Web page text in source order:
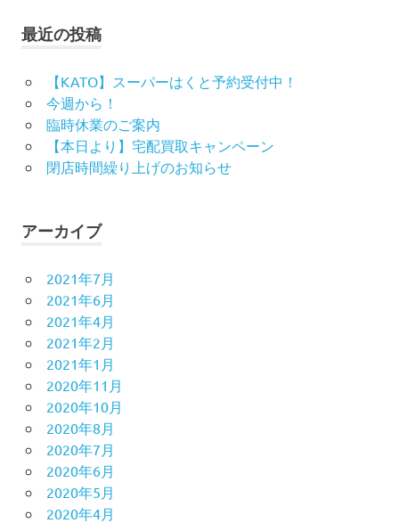
ト
中
買取
シ
ョ
ン
最近の投稿
【KATO】スーパーはくと予約受付中！
今週から！
臨時休業のご案内
【本日より】宅配買取キャンペーン
閉店時間繰り上げのお知らせ
アーカイブ
2021年7月
2021年6月
2021年4月
2021年2月
2021年1月
2020年11月
2020年10月
2020年8月
2020年7月
2020年6月
2020年5月
2020年4月